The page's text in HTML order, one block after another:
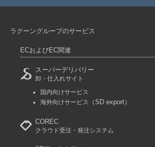
ラクーングループのサービス
ECおよびEC関連
スーパーデリバリー
卸・仕入れサイト
国内向けサービス
海外向けサービス
（SD export）
COREC
クラウド受注・発注システム